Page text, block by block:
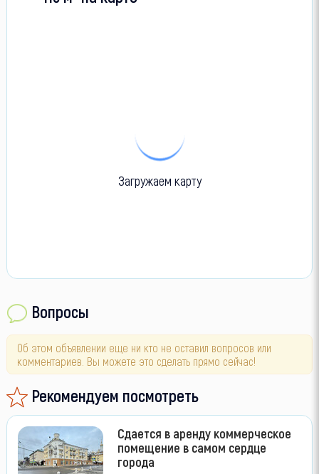
Загружаем карту
Вопросы
Об этом объявлении еще ни кто не оставил вопросов или
комментариев. Вы можете это сделать прямо сейчас!
Рекомендуем посмотреть
Сдается в аренду коммерческое
помещение в самом сердце
города